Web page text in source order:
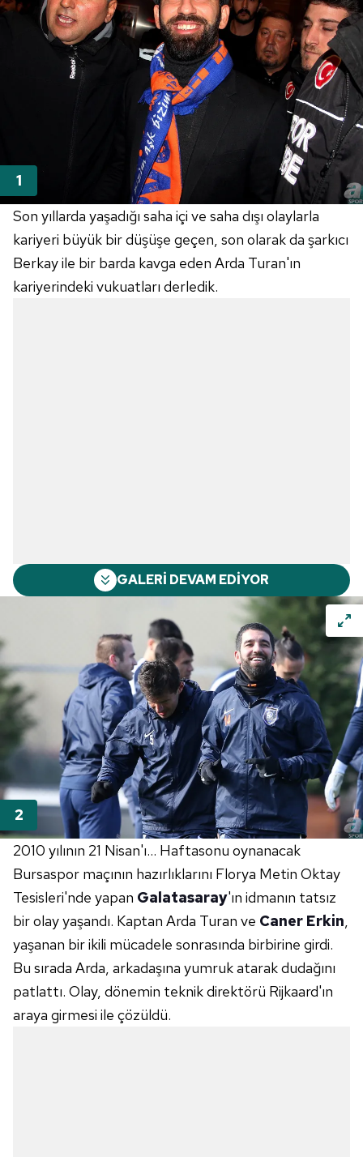
Son yıllarda yaşadığı saha içi ve saha dışı olaylarla
kariyeri büyük bir düşüşe geçen, son olarak da şarkıcı
Berkay ile bir barda kavga eden Arda Turan'ın
kariyerindeki vukuatları derledik.
GALERİ DEVAM EDİYOR
2010 yılının 21 Nisan'ı... Haftasonu oynanacak
Bursaspor maçının hazırlıklarını Florya Metin Oktay
Tesisleri'nde yapan Galatasaray'ın idmanın tatsız
bir olay yaşandı. Kaptan Arda Turan ve Caner Erkin,
yaşanan bir ikili mücadele sonrasında birbirine girdi.
Bu sırada Arda, arkadaşına yumruk atarak dudağını
patlattı. Olay, dönemin teknik direktörü Rijkaard'ın
araya girmesi ile çözüldü.